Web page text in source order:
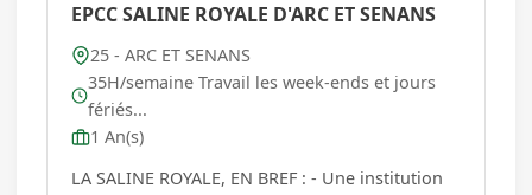
EPCC SALINE ROYALE D'ARC ET SENANS
25 - ARC ET SENANS
35H/semaine Travail les week-ends et jours
fériés...
1 An(s)
LA SALINE ROYALE, EN BREF : - Une institution